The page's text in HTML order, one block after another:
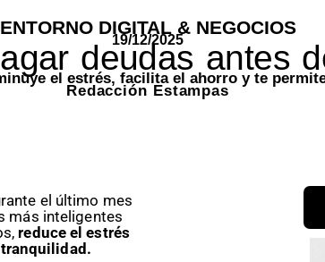
ENTORNO DIGITAL & NEGOCIOS
19/12/2025
deudas antes
el estrés, facilita el ahorro y te
Redacción Estampas
el último mes
más inteligentes
reduce el estrés